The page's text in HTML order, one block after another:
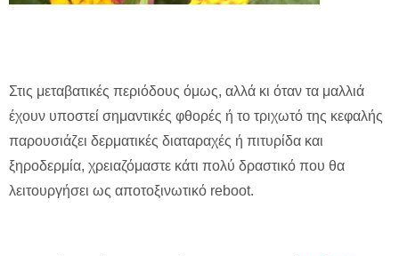
Στις μεταβατικές περιόδους όμως, αλλά κι όταν τα μαλλιά
έχουν υποστεί σημαντικές φθορές ή το τριχωτό της κεφαλής
παρουσιάζει δερματικές διαταραχές ή πιτυρίδα και
ξηροδερμία, χρειαζόμαστε κάτι πολύ δραστικό που θα
λειτουργήσει ως αποτοξινωτικό reboot.